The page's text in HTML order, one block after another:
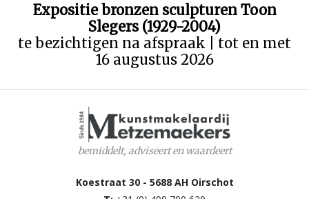
Expositie bronzen sculpturen Toon
Slegers (1929-2004)
te bezichtigen na afspraak | tot en met
16 augustus 2026
bemiddelt, adviseert en waardeert
Koestraat 30 - 5688 AH Oirschot